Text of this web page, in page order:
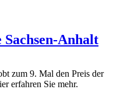
Anhalt
zum 9. Mal den Preis der
erfahren Sie mehr.